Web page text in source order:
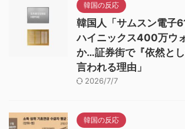
韓国の反応
韓国人「サムスン電子
ハイニックス400万ウ
か…証券街で『依然と
言われる理由」
2026/7/7
韓国の反応